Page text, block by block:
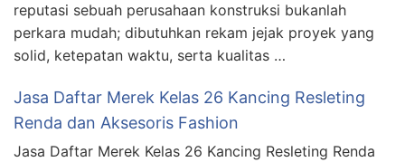
reputasi sebuah perusahaan konstruksi bukanlah
perkara mudah; dibutuhkan rekam jejak proyek yang
solid, ketepatan waktu, serta kualitas …
Jasa Daftar Merek Kelas 26 Kancing Resleting
Renda dan Aksesoris Fashion
Jasa Daftar Merek Kelas 26 Kancing Resleting Renda